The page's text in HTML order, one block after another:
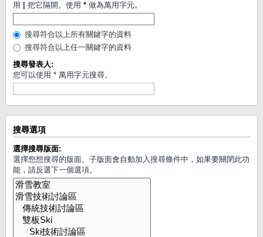
用
把它隔開。使用 * 做為萬用字元。
搜尋符合以上所有關鍵字的資料
搜尋符合以上任一關鍵字的資料
搜尋發表人:
您可以使用 * 萬用字元搜尋。
搜尋選項
選擇搜尋版面:
選擇您想搜尋的版面。子版面會自動加入搜尋條件中，如果要關閉此功
能，請反選下一個選項。